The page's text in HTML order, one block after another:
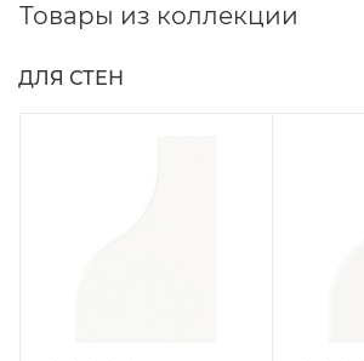
Товары из коллекции
ДЛЯ СТЕН